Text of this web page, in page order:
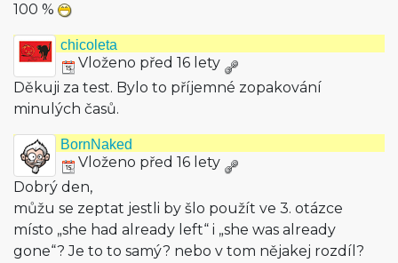
100 %
chicoleta
Vloženo před 16 lety
Děkuji za test. Bylo to příjemné zopakování
minulých časů.
BornNaked
Vloženo před 16 lety
Dobrý den,
můžu se zeptat jestli by šlo použít ve 3. otázce
místo „she had already left“ i „she was already
gone“? Je to to samý? nebo v tom nějakej rozdíl?